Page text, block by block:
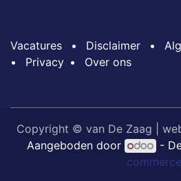
Vacatures • Disclaimer •
•
Privacy • Over ons
Copyright © van De Zaag |
Aangeboden door
-
commerce